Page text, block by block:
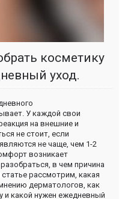
косметику
уход.
У каждой свои
на внешние и
не стоит, если
не чаще, чем 1-2
возникает
в чем причина
рассмотрим, какая
дерматологов, как
и какой нужен ежедневный